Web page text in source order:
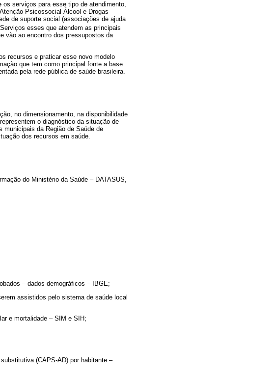
serviços para esse tipo de atendimento,
Psicossocial Álcool e Drogas
de suporte social (associações de ajuda
esses que atendem as principais
vão ao encontro dos pressupostos da
recursos e praticar esse novo modelo
que tem como principal fonte a base
pela rede pública de saúde brasileira.
no dimensionamento, na disponibilidade
o diagnóstico da situação de
municipais da Região de Saúde de
dos recursos em saúde.
do Ministério da Saúde – DATASUS,
– dados demográficos – IBGE;
assistidos pelo sistema de saúde local
e mortalidade – SIM e SIH;
(CAPS-AD) por habitante –